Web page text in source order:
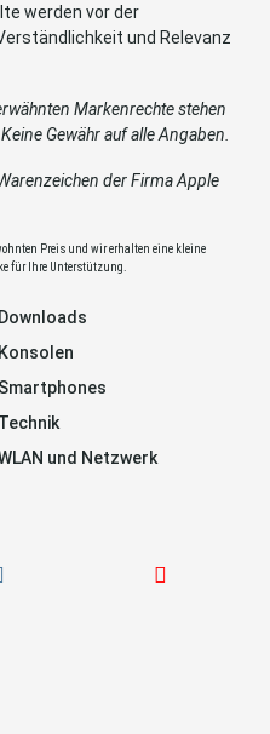
werden vor der
und Relevanz
Markenrechte stehen
Gewähr auf alle Angaben.
der Firma Apple
Preis und wir erhalten eine kleine
für Ihre Unterstützung.
Downloads
Konsolen
Smartphones
Technik
und Netzwerk